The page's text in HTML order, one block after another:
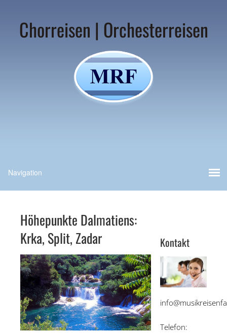
Chorreisen | Orchesterreisen
Höhepunkte Dalmatiens:
Krka, Split, Zadar
Kontakt
Telefon: